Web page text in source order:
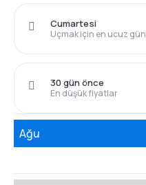
Uçmak için en ucuz gün
Cumartesi
En düşük fiyatlar
30 gün önce
Ağu